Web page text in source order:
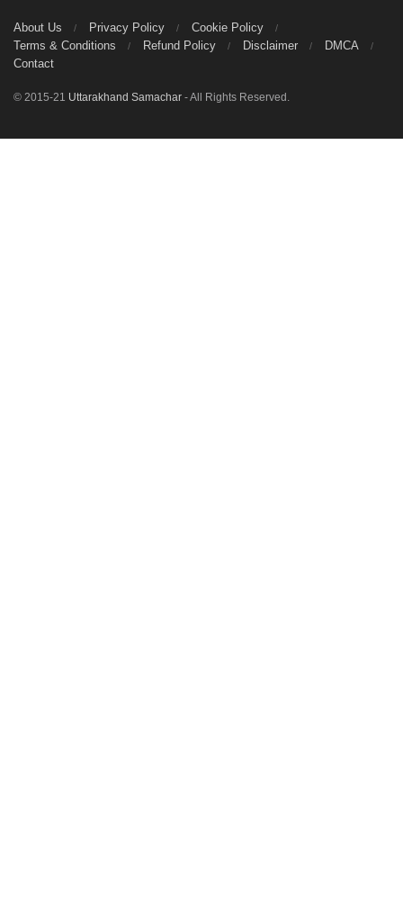
About Us Privacy Policy
Cookie Policy
Terms & Conditions
Refund Policy Disclaimer
DMCA
Contact
© 2015-21 Uttarakhand Samachar - All Rights Reserved.